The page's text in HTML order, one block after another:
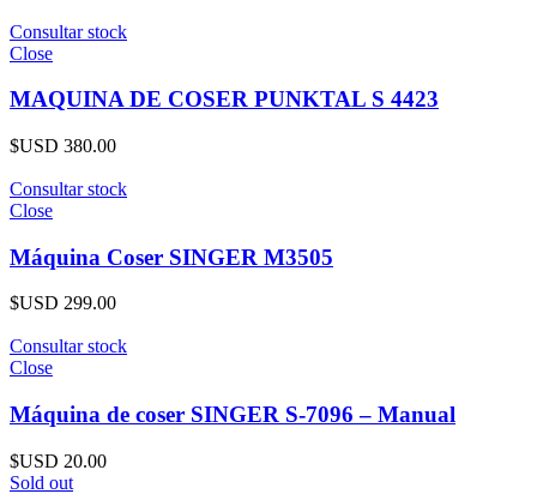
Consultar stock
Close
MAQUINA DE COSER PUNKTAL S 4423
$USD 380.00
Consultar stock
Close
Máquina Coser SINGER M3505
$USD 299.00
Consultar stock
Close
Máquina de coser SINGER S-7096 – Manual
$USD 20.00
Sold out